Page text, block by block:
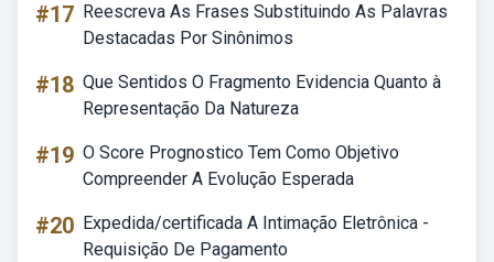
#17 Reescreva As Frases Substituindo As Palavras
Destacadas Por Sinônimos
#18 Que Sentidos O Fragmento Evidencia Quanto à
Representação Da Natureza
#19 O Score Prognostico Tem Como Objetivo
Compreender A Evolução Esperada
#20 Expedida/certificada A Intimação Eletrônica -
Requisição De Pagamento